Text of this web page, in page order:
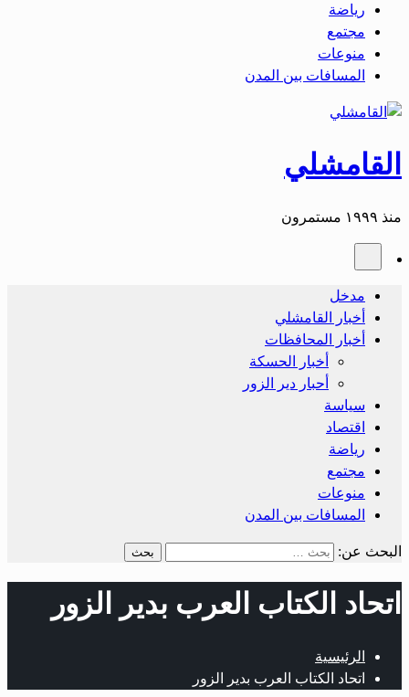
رياضة
مجتمع
منوعات
المسافات بين المدن
القامشلي
منذ ١٩٩٩ مستمرون
مدخل
أخبار القامشلي
أخبار المحافظات
أخبار الحسكة
أحبار دير الزور
سياسة
اقتصاد
رياضة
مجتمع
منوعات
المسافات بين المدن
البحث عن:
اتحاد الكتاب العرب بدير الزور
الرئيسية
اتحاد الكتاب العرب بدير الزور